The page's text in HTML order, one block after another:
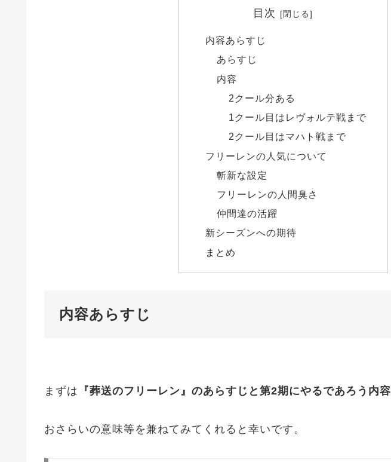
目次
内容あらすじ
あらすじ
内容
2クール分ある
1クール目はレヴォルテ戦まで
2クール目はマハト戦まで
フリーレンの人気について
斬新な設定
フリーレンの人間臭さ
仲間達の活躍
新シーズンへの期待
まとめ
内容あらすじ
まずは 『葬送のフリーレン』のあらすじと第2期にやるであろう内容
おさらいの意味等を兼ねてみてくれると幸いです。